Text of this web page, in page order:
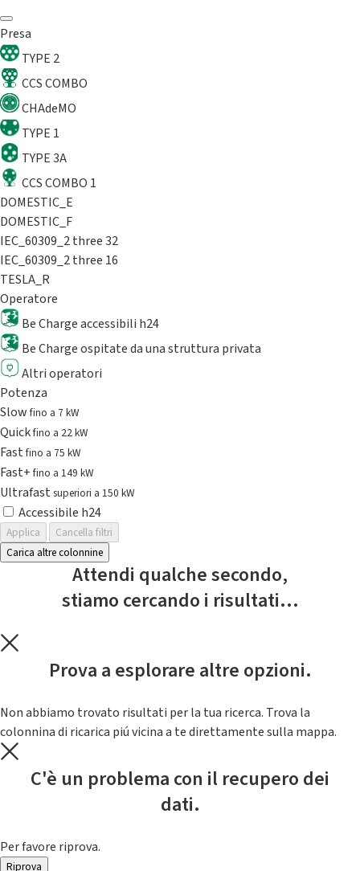
Presa
TYPE 2
CCS COMBO
CHAdeMO
TYPE 1
TYPE 3A
CCS COMBO 1
DOMESTIC_E
DOMESTIC_F
IEC_60309_2 three 32
IEC_60309_2 three 16
TESLA_R
Operatore
Be Charge accessibili h24
Be Charge ospitate da una struttura privata
Altri operatori
Potenza
Slowfino a 7 kW
Quickfino a 22 kW
Fastfino a 75 kW
Fast+fino a 149 kW
Ultrafast superiori a 150 kW
Accessibile h24
Applica
Cancella filtri
Carica altre colonnine
Attendi qualche secondo,
stiamo cercando i risultati...
Prova a esplorare altre opzioni.
Non abbiamo trovato risultati per la tua ricerca. Trova la
colonnina di ricarica piú vicina a te direttamente sulla mappa.
C'è un problema con il recupero dei
dati.
Per favore riprova.
Riprova